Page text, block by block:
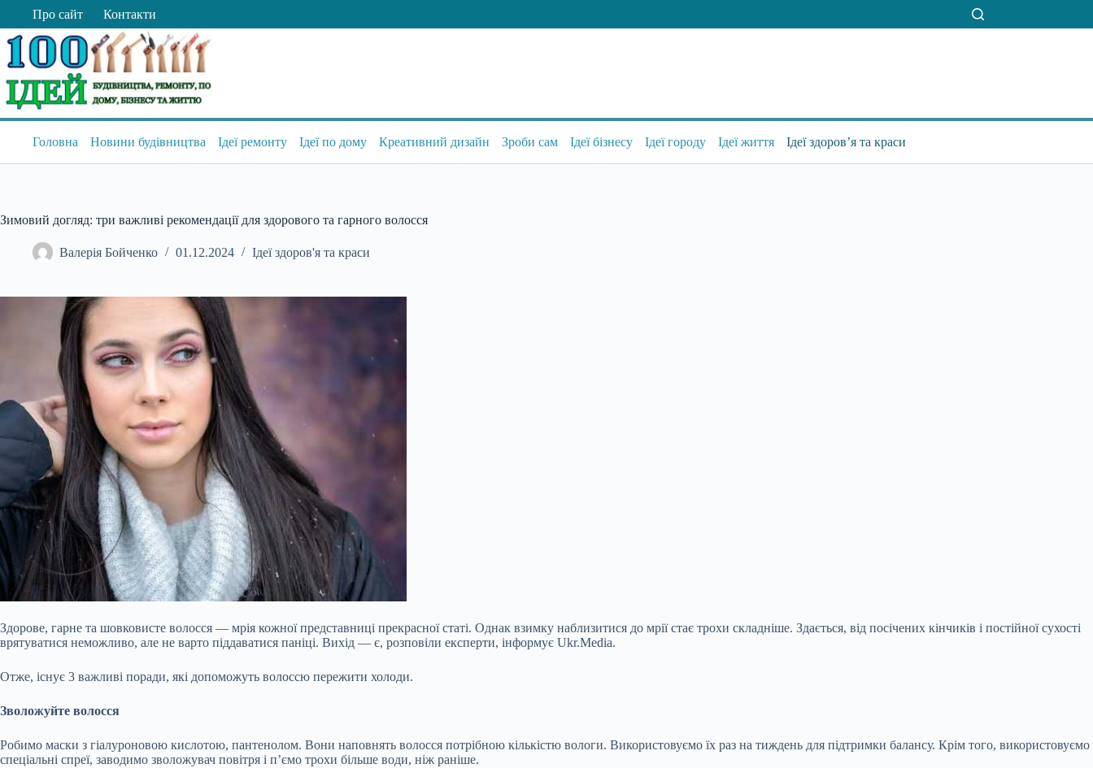
вмісту
Про сайт Контакти
Головна Новини будівництва Ідеї ремонту Ідеї по дому Креативний дизайн Зроби сам Ідеї бізнесу Ідеї городу Ідеї життя Ідеї здоров’я та краси
Зимовий догляд: три важливі рекомендації для здорового та гарного волосся
Валерія Бойченко 01.12.2024 Ідеї здоров'я та краси
Здорове, гарне та шовковисте волосся — мрія кожної представниці прекрасної статі. Однак взимку наблизитися до мрії стає трохи складніше. Здається, від посічених кінчиків і постійної сухості
врятуватися неможливо, але не варто піддаватися паніці. Вихід — є, розповіли експерти, інформує Ukr.Media.
Отже, існує 3 важливі поради, які допоможуть волоссю пережити холоди.
Зволожуйте волосся
Робимо маски з гіалуроновою кислотою, пантенолом. Вони наповнять волосся потрібною кількістю вологи. Використовуємо їх раз на тиждень для підтримки балансу. Крім того, використовуємо
спеціальні спреї, заводимо зволожувач повітря і п’ємо трохи більше води, ніж раніше.